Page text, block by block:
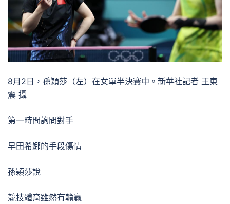
8月2日，孫穎莎（左）在女單半決賽中。新華社記者 王東
震 攝
第一時間詢問對手
早田希娜的手段傷情
孫穎莎說
競技體育雖然有輸贏